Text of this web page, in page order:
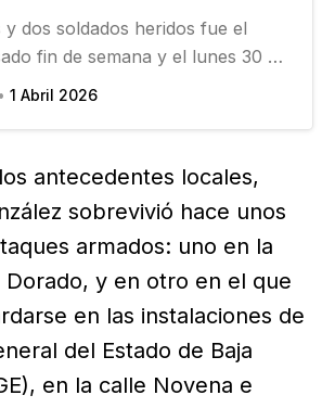
y dos soldados heridos fue el
fin de semana y el lunes 30 de
enfrentamientos
1 Abril 2026
antecedentes locales,
sobrevivió hace unos
armados: uno en la
Dorado, y en otro en el que
en las instalaciones de
del Estado de Baja
en la calle Novena e